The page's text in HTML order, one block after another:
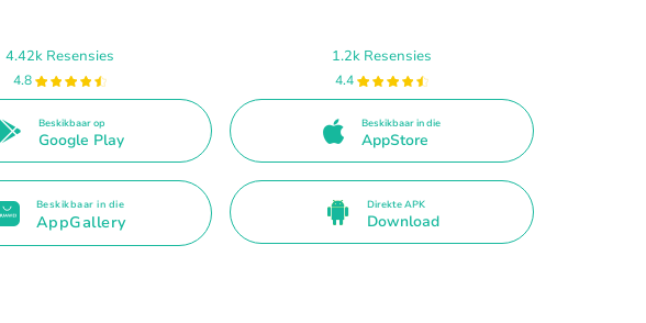
4.42k Resensies
4.8
Beskikbaar op
Google Play
1.2k Resensies
4.4
Beskikbaar in die
AppStore
Beskikbaar in die
AppGallery
Direkte APK
Download